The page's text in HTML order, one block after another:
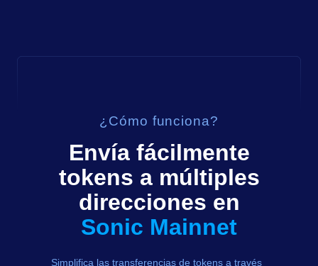
¿Cómo funciona?
Envía fácilmente
tokens a múltiples
direcciones en
Sonic Mainnet
Simplifica las transferencias de tokens a través